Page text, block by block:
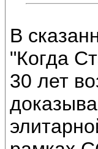
В
"Когда
30 лет